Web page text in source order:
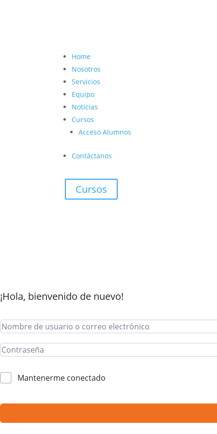
Home
Nosotros
Servicios
Equipo
Noticias
Cursos
Acceso Alumnos
Contáctanos
Cursos
¡Hola, bienvenido de nuevo!
Mantenerme conectado